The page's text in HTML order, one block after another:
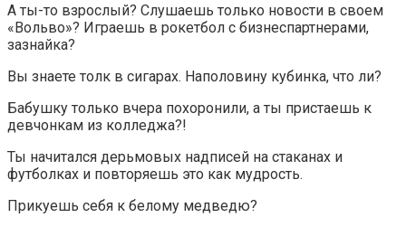
А ты-то взрослый? Слушаешь только новости в своем
«Вольво»? Играешь в рокетбол с бизнеспартнерами,
зазнайка?
Вы знаете толк в сигарах. Наполовину кубинка, что ли?
Бабушку только вчера похоронили, а ты пристаешь к
девчонкам из колледжа?!
Ты начитался дерьмовых надписей на стаканах и
футболках и повторяешь это как мудрость.
Прикуешь себя к белому медведю?